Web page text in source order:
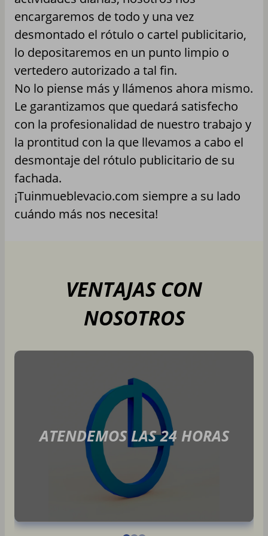
encargaremos de todo y una vez
desmontado el rótulo o cartel publicitario,
lo depositaremos en un punto limpio o
vertedero autorizado a tal fin.
No lo piense más y llámenos ahora mismo.
Le garantizamos que quedará satisfecho
con la profesionalidad de nuestro trabajo y
la prontitud con la que llevamos a cabo el
desmontaje del rótulo publicitario de su
fachada.
¡Tuinmueblevacio.com siempre a su lado
cuándo más nos necesita!
VENTAJAS CON
NOSOTROS
ATENDEMOS LAS 24 HORAS